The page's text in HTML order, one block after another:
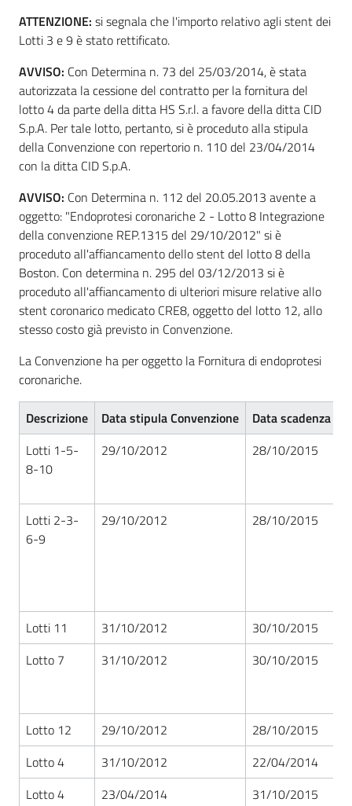
English
site
Seguici
ATTENZIONE: si segnala che l'importo relativo agli stent dei
Lotti 3 e 9 è stato rettificato.
AVVISO: Con Determina n. 73 del 25/03/2014, è stata
autorizzata la cessione del contratto per la fornitura del
lotto 4 da parte della ditta HS S.r.l. a favore della ditta CID
S.p.A. Per tale lotto, pertanto, si è proceduto alla stipula
della Convenzione con repertorio n. 110 del 23/04/2014
con la ditta CID S.p.A.
AVVISO: Con Determina n. 112 del 20.05.2013 avente a
oggetto: "Endoprotesi coronariche 2 - Lotto 8 Integrazione
della convenzione REP.1315 del 29/10/2012" si è
proceduto all'affiancamento dello stent del lotto 8 della
Boston. Con determina n. 295 del 03/12/2013 si è
proceduto all'affiancamento di ulteriori misure relative allo
stent coronarico medicato CRE8, oggetto del lotto 12, allo
stesso costo già previsto in Convenzione.
La Convenzione ha per oggetto la Fornitura di endoprotesi
coronariche.
Descrizione Data stipula Convenzione
Data scadenza
Lotti 1-5-
8-10
29/10/2012 28/10/2015
Lotti 2-3-
6-9
29/10/2012 28/10/2015
Lotti 11 31/10/2012
30/10/2015
Lotto 7
31/10/2012 30/10/2015
Lotto 12 29/10/2012
28/10/2015
Lotto 4
31/10/2012
22/04/2014
Lotto 4
23/04/2014 31/10/2015